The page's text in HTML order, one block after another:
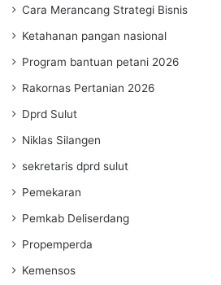
Cara Merancang Strategi Bisnis
Ketahanan pangan nasional
Program bantuan petani 2026
Rakornas Pertanian 2026
Dprd Sulut
Niklas Silangen
sekretaris dprd sulut
Pemekaran
Pemkab Deliserdang
Propemperda
Kemensos